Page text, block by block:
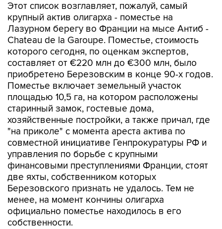
Этот список возглавляет, пожалуй, самый
крупный актив олигарха - поместье на
Лазурном берегу во Франции на мысе Антиб -
Chateau de la Garoupe. Поместье, стоимость
которого сегодня, по оценкам экспертов,
составляет от €220 млн до €300 млн, было
приобретено Березовским в конце 90-х годов.
Поместье включает земельный участок
площадью 10,5 га, на котором расположены
старинный замок, гостевые дома,
хозяйственные постройки, а также причал, где
"на приколе" с момента ареста актива по
совместной инициативе Генпрокуратуры РФ и
управления по борьбе с крупными
финансовыми преступлениями Франции, стоят
две яхты, собственником которых
Березовского признать не удалось. Тем не
менее, на момент кончины олигарха
официально поместье находилось в его
собственности.